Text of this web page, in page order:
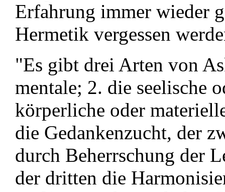
Erfahrung immer wieder
Hermetik vergessen
"Es gibt drei Arten von
mentale; 2. die seelische
körperliche oder
die Gedankenzucht, der
durch Beherrschung der
der dritten die